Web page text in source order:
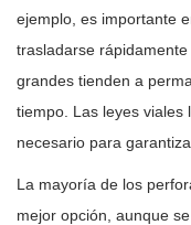
ejemplo, es importante
trasladarse
grandes tienden a
tiempo. Las leyes viales
necesario para
La mayoría de los
mejor opción, aunque